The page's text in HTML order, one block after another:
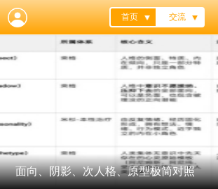
首页 交流
不同脸型对应不同性格
梦见和网友见面
米杉解读梦境意象--交通工具类（2）
梦到公墓
如何看鼻部
大海上颠簸的小船